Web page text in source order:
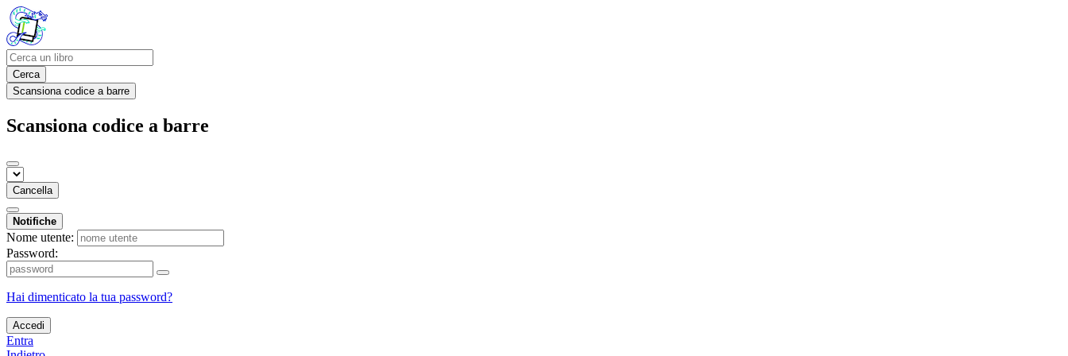
Cerca
Scansiona codice a barre
Scansiona codice a barre
Cancella
Notifiche
Nome utente:
Password:
Hai dimenticato la tua password?
Accedi
Entra